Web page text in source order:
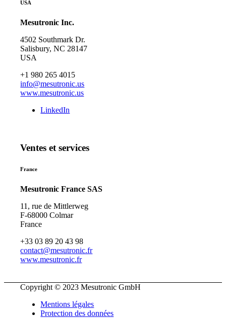
USA
Mesutronic Inc.
4502 Southmark Dr.
Salisbury, NC 28147
USA
+1 980 265 4015
info@mesutronic.us
www.mesutronic.us
LinkedIn
Ventes et services
France
Mesutronic France SAS
11, rue de Mittlerweg
F-68000 Colmar
France
+33 03 89 20 43 98
contact@mesutronic.fr
www.mesutronic.fr
Copyright © 2023 Mesutronic GmbH
Mentions légales
Protection des données